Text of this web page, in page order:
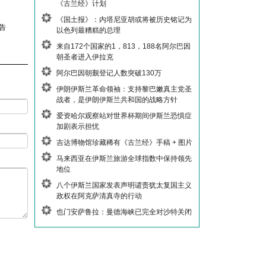
《古兰经》计划
《国土报》：内塔尼亚胡或将被历史铭记为
以色列最糟糕的总理
来自172个国家的1，813，188名阿尔巴因
朝圣者进入伊拉克
阿尔巴因朝觐登记人数突破130万
伊朗伊斯兰革命领袖：支持黎巴嫩真主党圣
战者，是伊朗伊斯兰共和国的战略方针
爱资哈尔观察站对世界杯期间伊斯兰恐惧症
加剧表示担忧
吉达博物馆珍藏稀有《古兰经》手稿 + 图片
马来西亚在伊斯兰旅游全球指数中保持领先
地位
八个伊斯兰国家发表声明谴责犹太复国主义
政权在阿克萨清真寺的行动
也门安萨鲁拉：曼德海峡已完全对沙特关闭